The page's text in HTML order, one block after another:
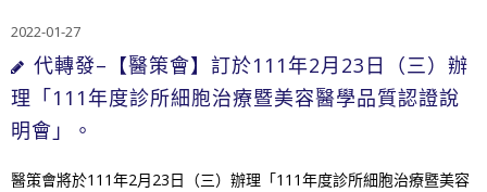
2022-01-27
代轉發–【醫策會】訂於111年2月23日（三）辦
理「111年度診所細胞治療暨美容醫學品質認證說
明會」。
醫策會將於111年2月23日（三）辦理「111年度診所細胞治療暨美容